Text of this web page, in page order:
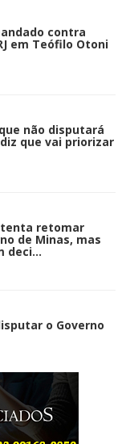
contra
em Teófilo Otoni
não disputará
que vai priorizar
retomar
de Minas, mas
deci...
o Governo
entenda o que é